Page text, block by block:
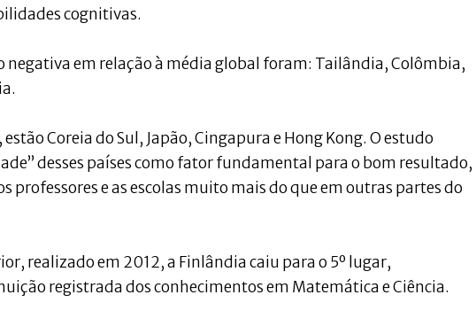
cognitivas.
negativa em relação à média global foram: Tailândia, Colômbia,
Coreia do Sul, Japão, Cingapura e Hong Kong. O estudo
desses países como fator fundamental para o bom resultado,
professores e as escolas muito mais do que em outras partes do
realizado em 2012, a Finlândia caiu para o 5º lugar,
registrada dos conhecimentos em Matemática e Ciência.